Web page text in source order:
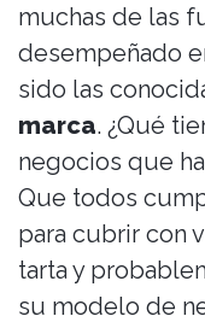
muchas de las
desempeñado
sido las
marca. ¿Qué
negocios que
Que todos
para cubrir con
tarta y
su modelo de